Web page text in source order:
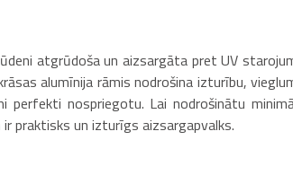
atgrūdoša un aizsargāta pret UV
alumīnija rāmis nodrošina izturību,
nospriegotu. Lai nodrošinātu
praktisks un izturīgs aizsargapvalks.